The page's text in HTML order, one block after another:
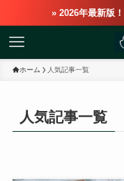
» 2026年最新版
ホーム 人気記事一覧
人気記事一覧